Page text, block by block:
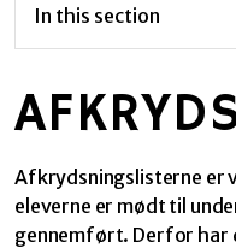
In this section
Afkrydsningslisterne er
eleverne er mødt til
gennemført. Derfor har